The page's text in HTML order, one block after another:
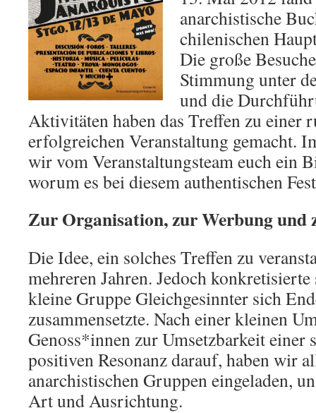
anarchistische
chilenischen
Die große
Stimmung unter
und die
Aktivitäten haben das Treffen zu einer
erfolgreichen Veranstaltung gemacht.
wir vom Veranstaltungsteam euch ein
worum es bei diesem authentischen
Zur Organisation, zur Werbung und
Die Idee, ein solches Treffen zu
mehreren Jahren. Jedoch konkretisierte
kleine Gruppe Gleichgesinnter sich
zusammensetzte. Nach einer kleinen
Genoss*innen zur Umsetzbarkeit einer
positiven Resonanz darauf, haben wir
anarchistischen Gruppen eingeladen,
Art und Ausrichtung.